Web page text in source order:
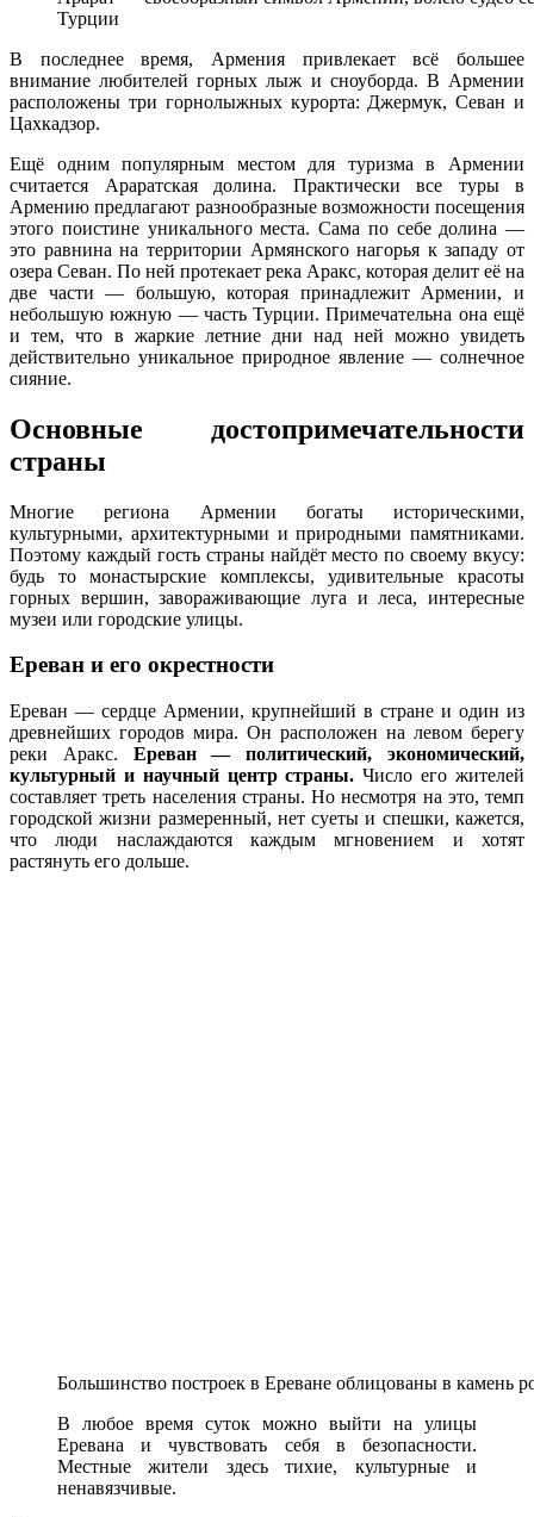
Турции
В последнее время, Армения привлекает всё большее
внимание любителей горных лыж и сноуборда. В Армении
расположены три горнолыжных курорта: Джермук, Севан и
Цахкадзор.
Ещё одним популярным местом для туризма в Армении
считается Араратская долина. Практически все туры в
Армению предлагают разнообразные возможности посещения
этого поистине уникального места. Сама по себе долина —
это равнина на территории Армянского нагорья к западу от
озера Севан. По ней протекает река Аракс, которая делит её на
две части — большую, которая принадлежит Армении, и
небольшую южную — часть Турции. Примечательна она ещё
и тем, что в жаркие летние дни над ней можно увидеть
действительно уникальное природное явление — солнечное
сияние.
Основные достопримечательности
страны
Многие региона Армении богаты историческими,
культурными, архитектурными и природными памятниками.
Поэтому каждый гость страны найдёт место по своему вкусу:
будь то монастырские комплексы, удивительные красоты
горных вершин, завораживающие луга и леса, интересные
музеи или городские улицы.
Ереван и его окрестности
Ереван — сердце Армении, крупнейший в стране и один из
древнейших городов мира. Он расположен на левом берегу
реки Аракс. Ереван — политический, экономический,
культурный и научный центр страны. Число его жителей
составляет треть населения страны. Но несмотря на это, темп
городской жизни размеренный, нет суеты и спешки, кажется,
что люди наслаждаются каждым мгновением и хотят
растянуть его дольше.
Большинство построек в Ереване облицованы в камень
В любое время суток можно выйти на улицы
Еревана и чувствовать себя в безопасности.
Местные жители здесь тихие, культурные и
ненавязчивые.